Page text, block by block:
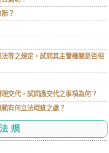
？
等之規定，試問其主管機關是否相
交代，試問應交代之事項為何？
有何立法瑕疵之處？
規